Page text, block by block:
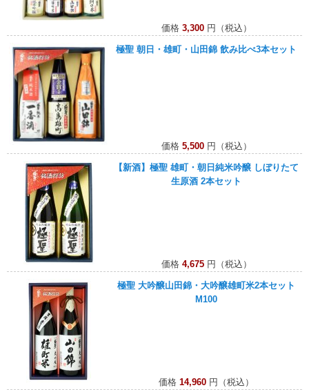
価格 3,300円（税込）
極聖 朝日・雄町・山田錦 飲み比べ3本セット
価格 5,500円（税込）
【新酒】極聖 雄町・朝日純米吟醸 しぼりたて
生原酒 2本セット
価格 4,675円（税込）
極聖 大吟醸山田錦・大吟醸雄町米2本セット
M100
価格 14,960 円（税込）